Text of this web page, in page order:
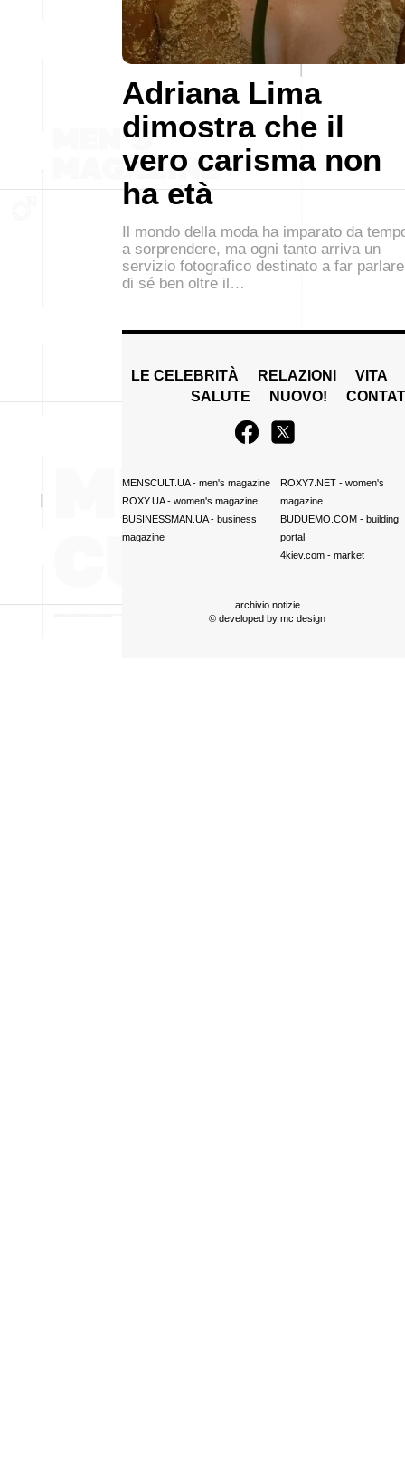
Adriana Lima
dimostra che il
vero carisma non
ha età
Il mondo della moda ha imparato da
a sorprendere, ma ogni tanto arriva un
servizio fotografico destinato a far parlare
di sé ben oltre il…
LE CELEBRITÀ RELAZIONI
VITA
SALUTE
NUOVO!
MENSCULT.UA- men's magazine
ROXY.UA- women's magazine
BUSINESSMAN.UA- business
magazine
ROXY7.NET- women's
magazine
BUDUEMO.COM- building
portal
4kiev.com- market
archivio notizie
© developed by mc design